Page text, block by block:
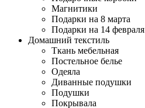
Магнитики
Подарки на 8 марта
Подарки на 14 февраля
Домашний текстиль
Ткань мебельная
Постельное белье
Одеяла
Диванные подушки
Подушки
Покрывала